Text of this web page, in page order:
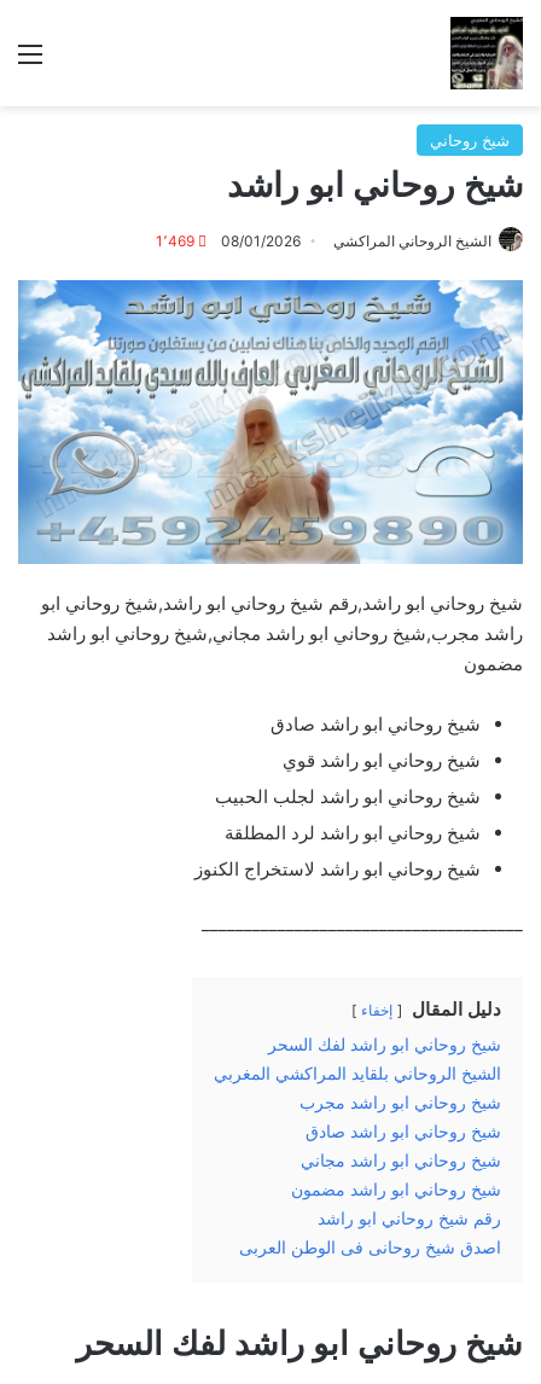
شيخ روحاني
شيخ روحاني ابو راشد
الشيخ الروحاني المراكشي 08/01/2026 1٬469
شيخ روحاني ابو راشد,رقم شيخ روحاني ابو راشد,شيخ روحاني ابو
راشد مجرب,شيخ روحاني ابو راشد مجاني,شيخ روحاني ابو راشد
مضمون
شيخ روحاني ابو راشد صادق
شيخ روحاني ابو راشد قوي
شيخ روحاني ابو راشد لجلب الحبيب
شيخ روحاني ابو راشد لرد المطلقة
شيخ روحاني ابو راشد لاستخراج الكنوز
دليل المقال إخفاء
شيخ روحاني ابو راشد لفك السحر
الشيخ الروحاني بلقايد المراكشي المغربي
شيخ روحاني ابو راشد مجرب
شيخ روحاني ابو راشد صادق
شيخ روحاني ابو راشد مجاني
شيخ روحاني ابو راشد مضمون
رقم شيخ روحاني ابو راشد
اصدق شيخ روحانى فى الوطن العربى
شيخ روحاني ابو راشد لفك السحر